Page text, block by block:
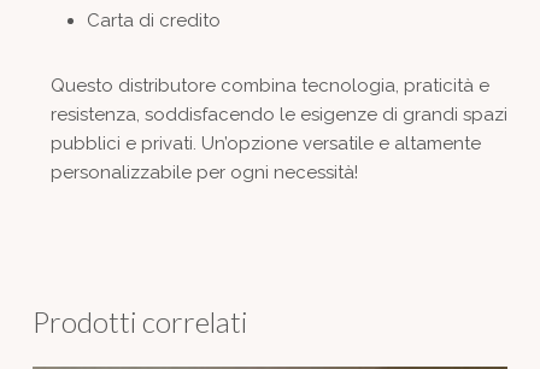
Carta di credito
Questo distributore combina tecnologia, praticità e
resistenza, soddisfacendo le esigenze di grandi spazi
pubblici e privati. Un’opzione versatile e altamente
personalizzabile per ogni necessità!
Prodotti correlati